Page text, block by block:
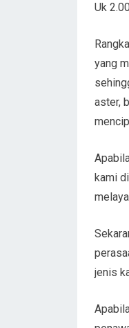
Uk
yang
aster,
kami
jenis